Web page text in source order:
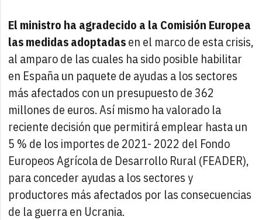
El ministro ha agradecido a la Comisión Europea
las medidas adoptadasen el marco de esta crisis,
al amparo de las cuales ha sido posible habilitar
en España un paquete de ayudas a los sectores
más afectados con un presupuesto de 362
millones de euros. Así mismo ha valorado la
reciente decisión que permitirá emplear hasta un
5 % de los importes de 2021- 2022 del Fondo
Europeos Agrícola de Desarrollo Rural (FEADER),
para conceder ayudas a los sectores y
productores más afectados por las consecuencias
de la guerra en Ucrania.